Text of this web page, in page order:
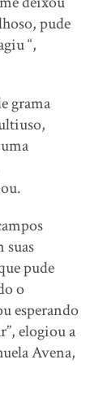
pude
“,
grama
suas
pude
o
esperando
elogiou a
Avena,